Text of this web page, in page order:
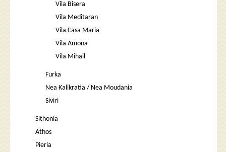
Vila Bisera
Vila Meditaran
Vila Casa Maria
Vila Amona
Vila Mihail
Furka
Nea Kalikratia / Nea Moudania
Siviri
Sithonia
Athos
Pieria